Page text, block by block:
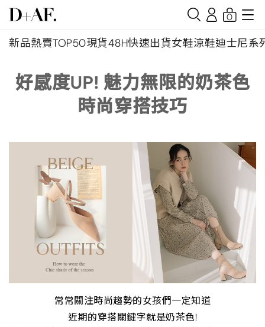
新品熱賣TOP50現貨48H快速出貨女鞋涼鞋迪士尼系
0
好感度UP! 魅力無限的奶茶色
時尚穿搭技巧
常常關注時尚趨勢的女孩們一定知道
近期的穿搭關鍵字就是奶茶色!